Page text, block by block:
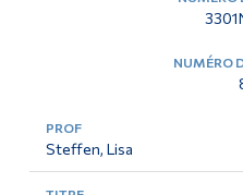
Steffen, Lisa